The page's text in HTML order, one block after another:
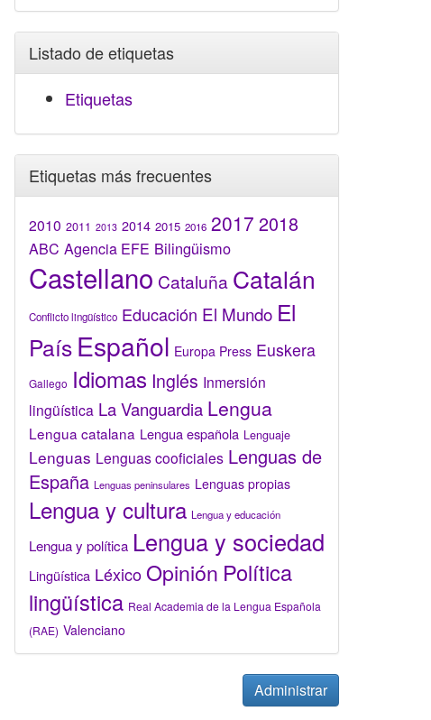
Listado de etiquetas
Etiquetas
Etiquetas más frecuentes
2010 2011 2013 2014 2015 2016 2017 2018
ABC Agencia EFE Bilingüismo
Castellano Cataluña Catalán
Conflicto lingüístico Educación El Mundo El
País Español Europa Press Euskera
Gallego Idiomas Inglés Inmersión
lingüística La Vanguardia Lengua
Lengua catalana Lengua española Lenguaje
Lenguas Lenguas cooficiales Lenguas de
España Lenguas peninsulares Lenguas propias
Lengua y cultura Lengua y educación
Lengua y política Lengua y sociedad
Lingüística LéxicoOpinión Política
lingüística Real Academia de la Lengua Española
(RAE) Valenciano
Administrar